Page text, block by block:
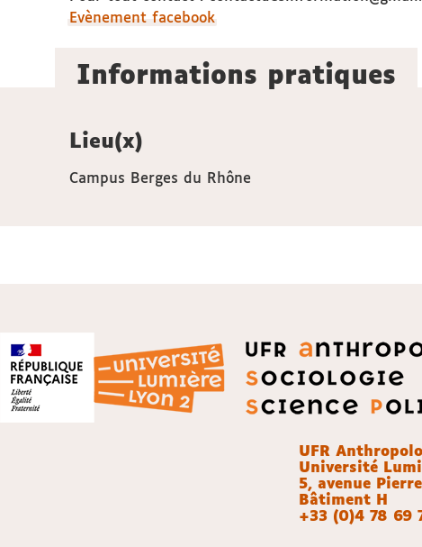
Evènement facebook
Informations pratiques
Lieu(x)
Campus Berges du Rhône
UFR
Université
5, avenue
Bâtiment H
+33 (0)4 78 69